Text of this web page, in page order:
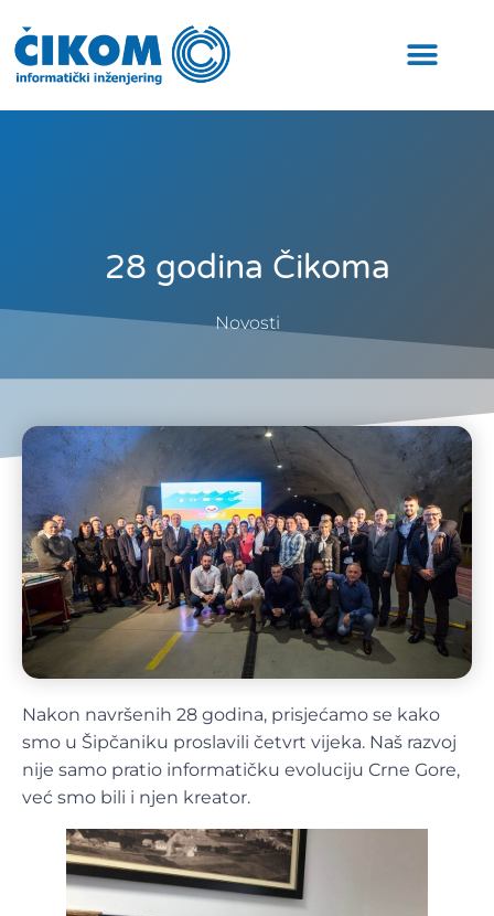
28 godina Čikoma
Novosti
Nakon navršenih 28 godina, prisjećamo se kako
smo u Šipčaniku proslavili četvrt vijeka. Naš razvoj
nije samo pratio informatičku evoluciju Crne Gore,
već smo bili i njen kreator.